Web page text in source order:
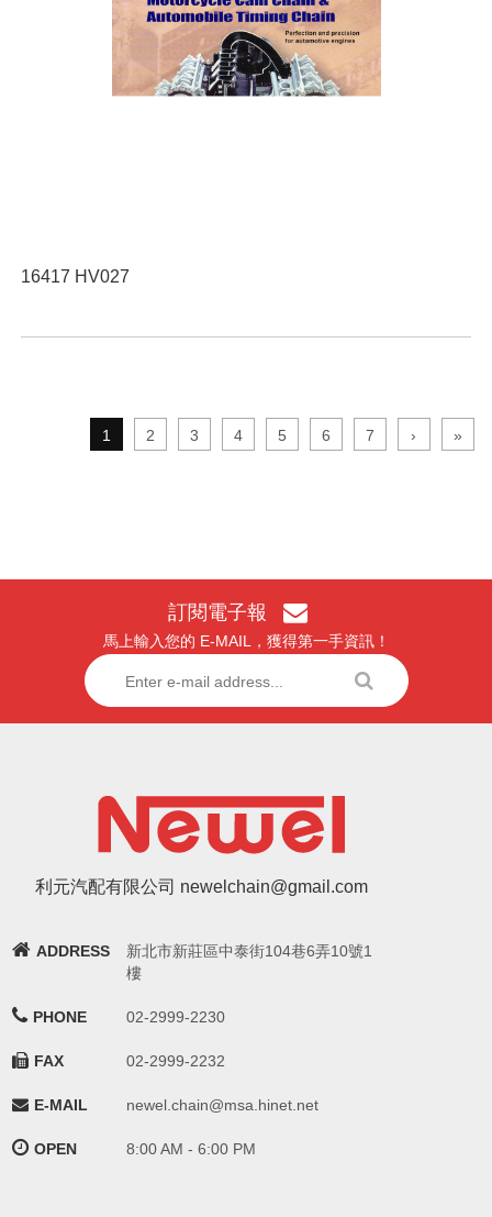
16417 HV027
1 2 3 4 5 6 7 › »
訂閱電子報
馬上輸入您的 E-MAIL，獲得第一手資訊！
利元汽配有限公司 newelchain@gmail.com
ADDRESS
新北市新莊區中泰街104巷6弄10號1
樓
PHONE 02-2999-2230
FAX 02-2999-2232
E-MAIL newel.chain@msa.hinet.net
OPEN 8:00 AM - 6:00 PM